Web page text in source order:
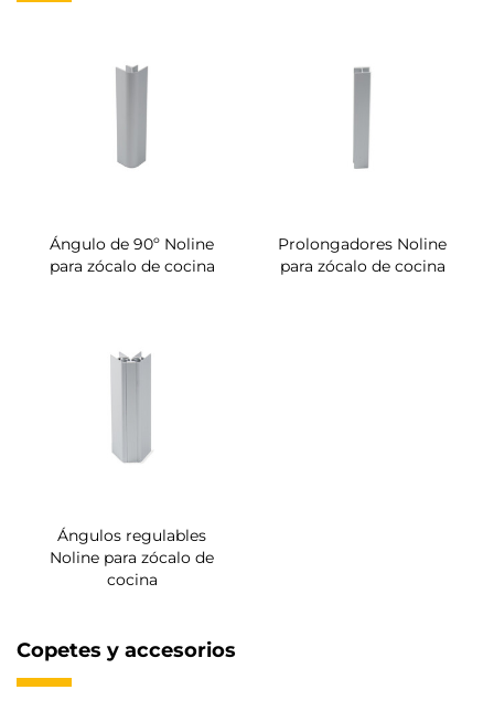
Ángulo de 90º Noline
para zócalo de cocina
Prolongadores Noline
para zócalo de cocina
Ángulos regulables
Noline para zócalo de
cocina
Copetes y accesorios